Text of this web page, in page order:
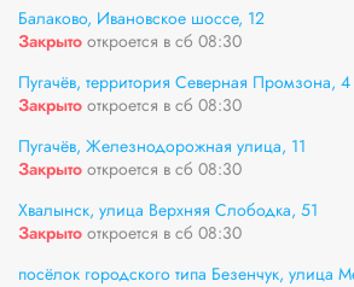
Балаково, Ивановское шоссе, 12
Закрыто откроется в сб 08:30
Пугачёв, территория Северная Промзона, 4
Закрыто откроется в сб 08:30
Пугачёв, Железнодорожная улица, 11
Закрыто откроется в сб 08:30
Хвалынск, улица Верхняя Слободка, 51
Закрыто откроется в сб 08:30
посёлок городского типа Безенчук, улица